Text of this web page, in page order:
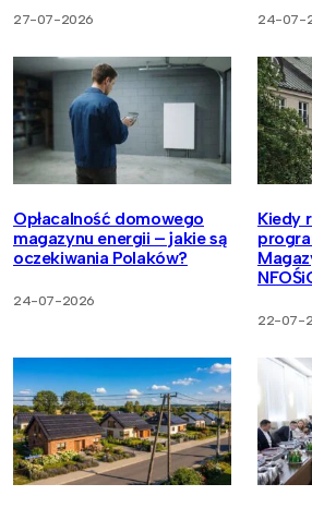
27-07-2026 24-07-
Opłacalność domowego
magazynu energii – jakie są
oczekiwania Polaków?
24-07-2026
Kiedy
22-07-